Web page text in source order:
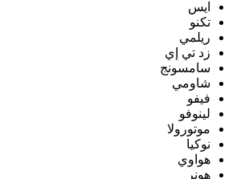
ايس
تكنو
ريلمي
زد تي إي
سامسونج
شاومي
فيفو
لينوفو
موتورولا
نوكيا
هواوي
هونر